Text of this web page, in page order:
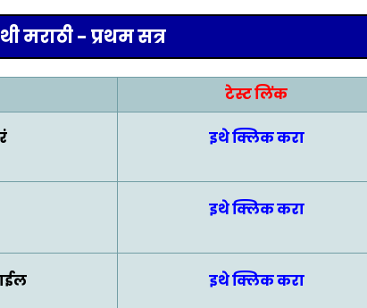
मराठी - प्रथम सत्र
टेस्ट लिंक
इथे क्लिक करा
इथे क्लिक करा
इथे क्लिक करा